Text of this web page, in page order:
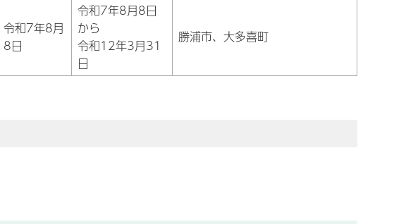
令和7年8月
8日
令和7年8月8日
から
令和12年3月31
日
勝浦市、大多喜町